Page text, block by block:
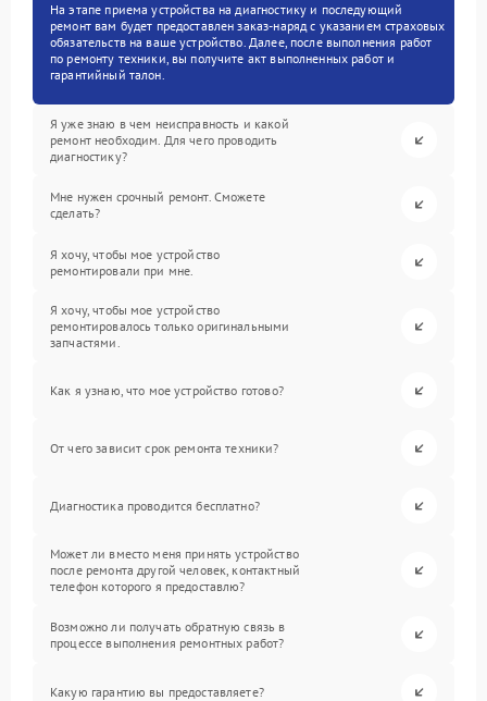
На этапе приема устройства на диагностику и последующий
ремонт вам будет предоставлен заказ-наряд с указанием страховых
обязательств на ваше устройство. Далее, после выполнения работ
по ремонту техники, вы получите акт выполненных работ и
гарантийный талон.
Я уже знаю в чем неисправность и какой
ремонт необходим. Для чего проводить
диагностику?
Мне нужен срочный ремонт. Сможете
сделать?
Я хочу, чтобы мое устройство
ремонтировали при мне.
Я хочу, чтобы мое устройство
ремонтировалось только оригинальными
запчастями.
Как я узнаю, что мое устройство готово?
От чего зависит срок ремонта техники?
Диагностика проводится бесплатно?
Может ли вместо меня принять устройство
после ремонта другой человек, контактный
телефон которого я предоставлю?
Возможно ли получать обратную связь в
процессе выполнения ремонтных работ?
Какую гарантию вы предоставляете?